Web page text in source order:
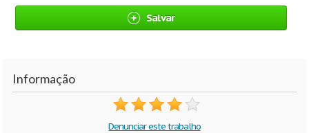
Salvar
Informação
Denunciar este trabalho